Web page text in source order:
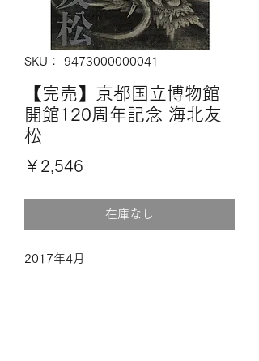
SKU： 9473000000041
【完売】京都国立博物館
開館120周年記念 海北友
松
￥2,546
在庫なし
2017年4月